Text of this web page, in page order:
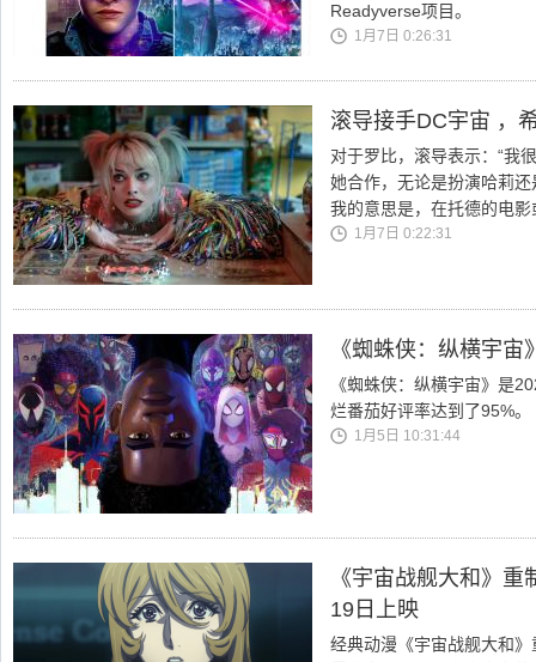
Readyverse项目。
1月7日 0:26:31
滚导接手DC宇宙 ，
对于罗比，滚导表示：“我
她合作，无论是扮演哈莉
我的意思是，在托德的电
1月7日 0:22:31
《蜘蛛侠：纵横宇
《蜘蛛侠：纵横宇宙》是
烂番茄好评率达到了95%。
1月5日 10:31:44
《宇宙战舰大和》
19日上映
经典动漫《宇宙战舰大和